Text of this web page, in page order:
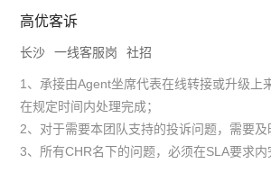
高优客诉
长沙 一线客服岗 社招
1、承接由Agent坐席代表在线转接或升级上
在规定时间内处理完成；
2、对于需要本团队支持的投诉问题，需要及
3、所有CHR名下的问题，必须在SLA要求内